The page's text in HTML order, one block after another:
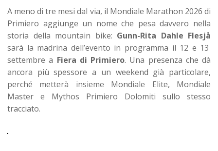
A meno di tre mesi dal via, il Mondiale Marathon 2026 di
Primiero aggiunge un nome che pesa davvero nella
storia della mountain bike: Gunn-Rita Dahle Flesjå
sarà la madrina dell’evento in programma il 12 e 13
settembre a Fiera di Primiero. Una presenza che dà
ancora più spessore a un weekend già particolare,
perché metterà insieme Mondiale Elite, Mondiale
Master e Mythos Primiero Dolomiti sullo stesso
tracciato.